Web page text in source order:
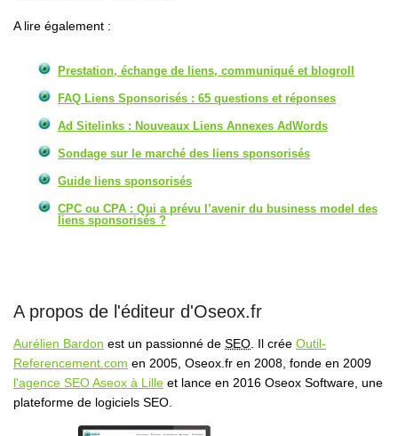
A lire également :
Prestation, échange de liens, communiqué et blogroll
FAQ Liens Sponsorisés : 65 questions et réponses
Ad Sitelinks : Nouveaux Liens Annexes AdWords
Sondage sur le marché des liens sponsorisés
Guide liens sponsorisés
CPC ou CPA : Qui a prévu l’avenir du business model des
liens sponsorisés ?
A propos de l'éditeur d'Oseox.fr
Aurélien Bardon est un passionné de SEO . Il crée Outil-
Referencement.com en 2005, Oseox.fr en 2008, fonde en 2009
l'agence SEO Aseox à Lille et lance en 2016 Oseox Software, une
plateforme de logiciels SEO.